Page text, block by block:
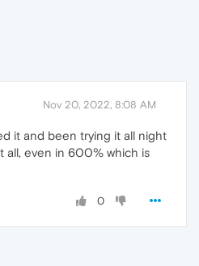
Nov 20, 2022, 8:08 AM
it and been trying it all night
all, even in 600% which is
0